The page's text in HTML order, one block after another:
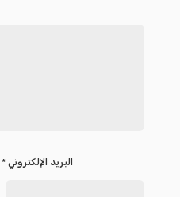
البريد الإلكتروني*